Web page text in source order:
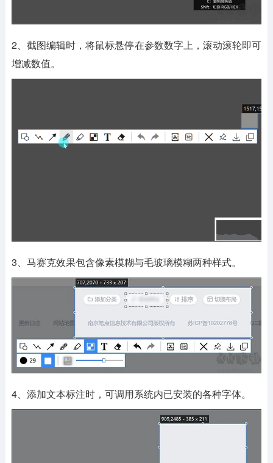
2、截图编辑时，将鼠标悬停在参数数字上，滚动滚轮即可
增减数值。
3、马赛克效果包含像素模糊与毛玻璃模糊两种样式。
4、添加文本标注时，可调用系统内已安装的各种字体。